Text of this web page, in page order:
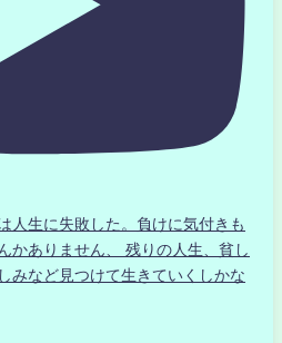
人生に失敗した。負けに気付きも
かありません、 残りの人生、貧し
みなど見つけて生きていくしかな